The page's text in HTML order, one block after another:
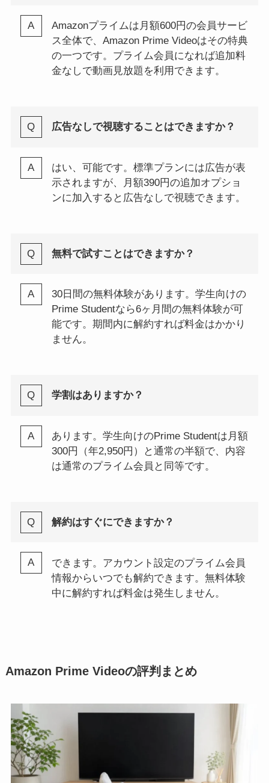
Amazonプライムは月額600円の会員サービ
ス全体で、Amazon Prime Videoはその特典
の一つです。プライム会員になれば追加料
金なしで動画見放題を利用できます。
広告なしで視聴することはできますか？
はい、可能です。標準プランには広告が表
示されますが、月額390円の追加オプショ
ンに加入すると広告なしで視聴できます。
無料で試すことはできますか？
30日間の無料体験があります。学生向けの
Prime Studentなら6ヶ月間の無料体験が可
能です。期間内に解約すれば料金はかかり
ません。
学割はありますか？
あります。学生向けのPrime Studentは月額
300円（年2,950円）と通常の半額で、内容
は通常のプライム会員と同等です。
解約はすぐにできますか？
できます。アカウント設定のプライム会員
情報からいつでも解約できます。無料体験
中に解約すれば料金は発生しません。
Amazon Prime Videoの評判まとめ